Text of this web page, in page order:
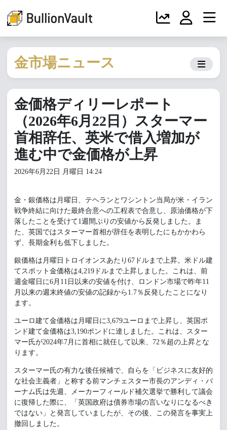
金市場ニュース
金価格ディリーレポート
（2026年6月22日）スターマー
首相辞任、英米で借入増加が
進む中で金価格が上昇
2026年6月22日 月曜日 14:24
金・銀価格は月曜日、テヘランとワシントン当局が米・イラン
戦争終結に向けた最終合意への工程表で合意し、原油価格が下
落したことを受けて1週間ぶりの安値から反発しました。ま
た、英国ではスターマー首相が辞任を表明したにもかかわら
ず、長期金利も低下しました。
銀価格は月曜日トロイオンスあたり67ドルまで上昇。米ドル建
てスポット金価格は4,219ドルまで上昇しました。これは、前
週金曜日に6月11日以来の安値を付け、ロンドン市場で昨年11
月以来の週末終値の安値の記録から1.7％反発したことになり
ます。
ユーロ建て金価格は月曜日に3,679ユーロまで上昇し、英国ポ
ンド建て金価格は3,190ポンドに達しました。これは、スター
マー氏が2024年7月に首相に就任して以来、72％超の上昇とな
ります。
スターマー氏の有力な後任候補で、自らを「ビジネスに友好的
な社会主義者」と称する前マンチェスター市長のアンディ・バ
ーナム氏は先週、メーカーフィールド補欠選挙で勝利して議会
に復帰した際に、「英国政府は債券市場の言いなりになるべき
ではない」と発言していましたが、その後、この発言を事実上
撤回しました。